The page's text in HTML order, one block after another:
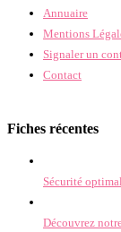
Annuaire
Mentions
Signaler un
Contact
Fiches récentes
Sécurité
Découvrez